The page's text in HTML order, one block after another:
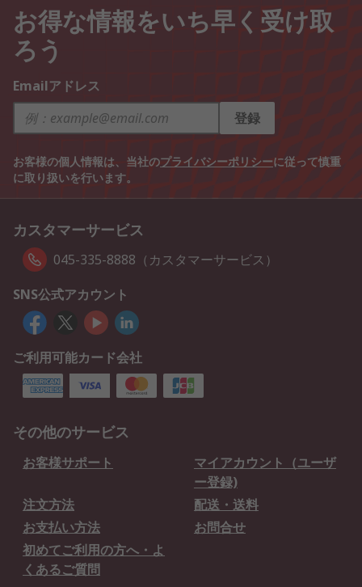
お得な情報をいち早く受け取
ろう
Emailアドレス
登録
お客様の個人情報は、当社のプライバシーポリシーに従って慎重
に取り扱いを行います。
カスタマーサービス
045-335-8888（カスタマーサービス）
SNS公式アカウント
ご利用可能カード会社
その他のサービス
お客様サポート
マイアカウント（ユーザ
ー登録)
注文方法
配送・送料
お支払い方法
お問合せ
初めてご利用の方へ・よ
くあるご質問